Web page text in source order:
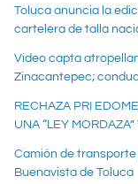
Toluca anuncia la
cartelera de talla
Video capta
Zinacantepec;
RECHAZA PRI
UNA “LEY
Camión de
Buenavista de Toluca